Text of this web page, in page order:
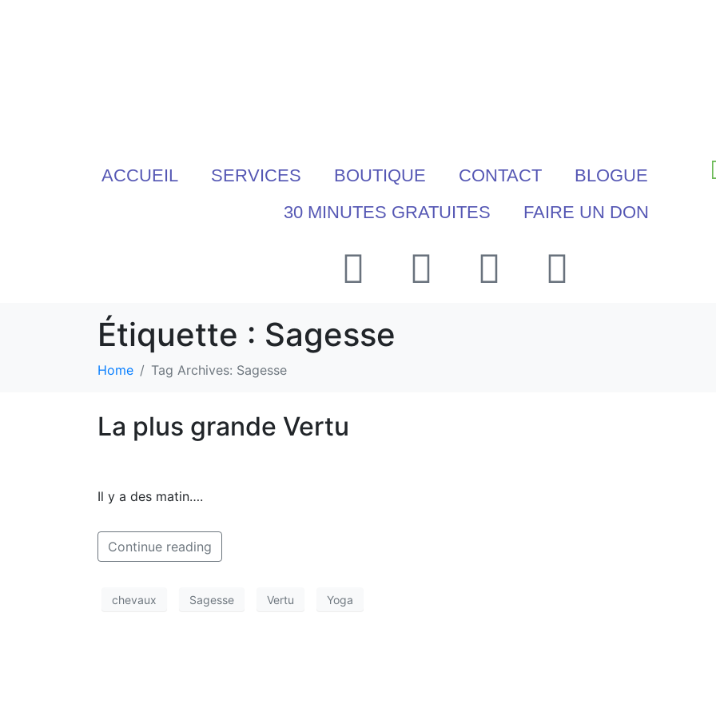
ACCUEIL SERVICES BOUTIQUE CONTACT
BLOGUE
30 MINUTES GRATUITES
FAIRE UN DON
Étiquette : Sagesse
Home Tag Archives: Sagesse
La plus grande Vertu
Il y a des matin….
Continue reading
chevaux Sagesse Vertu Yoga